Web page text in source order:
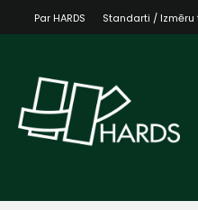
Par HARDS Standarti /